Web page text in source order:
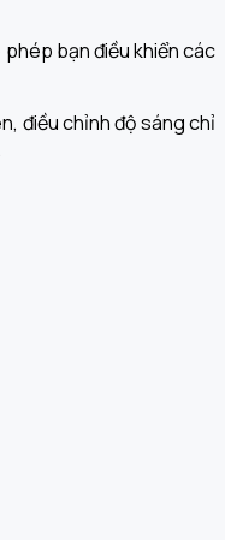
bạn điều khiển các
điều chỉnh độ sáng chỉ